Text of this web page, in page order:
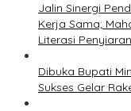
Jalin Sinergi
Kerja Sama;
Literasi Penyiaran
Dibuka Bupati
Sukses Gelar